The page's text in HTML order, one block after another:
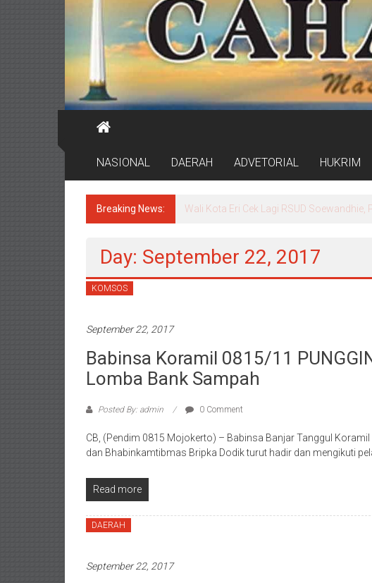
NASIONAL DAERAH ADVETORIAL HUKRIM
Breaking News: Wali Kota Eri Cek Lagi RSUD
Day: September 22, 2017
KOMSOS
September 22, 2017
Babinsa Koramil 0815/11
Lomba Bank Sampah
Posted By: admin 0 Comment
CB, (Pendim 0815 Mojokerto) – Babinsa Banjar Tanggul
dan Bhabinkamtibmas Bripka Dodik turut hadir dan mengikuti
Read more
DAERAH
September 22, 2017